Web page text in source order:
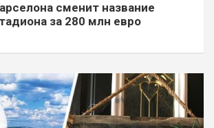
сменит название
за 280 млн евро